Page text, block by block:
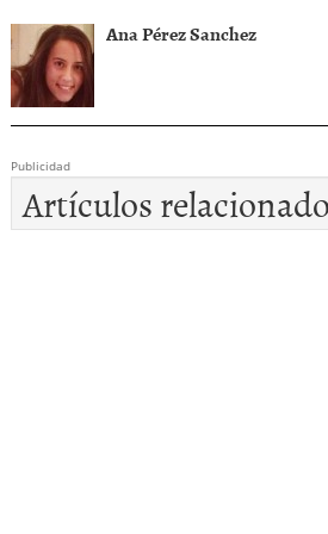
Ana Pérez Sanchez
Publicidad
Artículos